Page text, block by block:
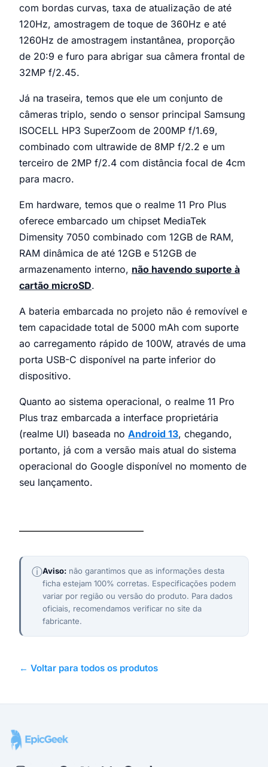
com bordas curvas, taxa de atualização de até
120Hz, amostragem de toque de 360Hz e até
1260Hz de amostragem instantânea, proporção
de 20:9 e furo para abrigar sua câmera frontal de
32MP f/2.45.
Já na traseira, temos que ele um conjunto de
câmeras triplo, sendo o sensor principal Samsung
ISOCELL HP3 SuperZoom de 200MP f/1.69,
combinado com ultrawide de 8MP f/2.2 e um
terceiro de 2MP f/2.4 com distância focal de 4cm
para macro.
Em hardware, temos que o realme 11 Pro Plus
oferece embarcado um chipset MediaTek
Dimensity 7050 combinado com 12GB de RAM,
RAM dinâmica de até 12GB e 512GB de
armazenamento interno, não havendo suporte à
cartão microSD.
A bateria embarcada no projeto não é removível e
tem capacidade total de 5000 mAh com suporte
ao carregamento rápido de 100W, através de uma
porta USB-C disponível na parte inferior do
dispositivo.
Quanto ao sistema operacional, o realme 11 Pro
Plus traz embarcada a interface proprietária
(realme UI) baseada no Android 13, chegando,
portanto, já com a versão mais atual do sistema
operacional do Google disponível no momento de
seu lançamento.
ⓘAviso:não garantimos que as informações desta
ficha estejam 100% corretas. Especificações podem
variar por região ou versão do produto. Para dados
oficiais, recomendamos verificar no site da
fabricante.
← Voltar para todos os produtos